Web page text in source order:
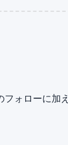
ォローに加え